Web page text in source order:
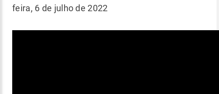
feira, 6 de julho de 2022